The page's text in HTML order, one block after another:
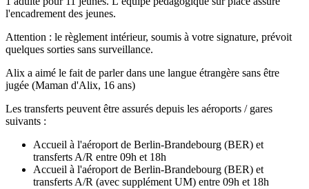
l'encadrement des jeunes.
Attention : le règlement intérieur, soumis à votre signature, prévoit
quelques sorties sans surveillance.
Alix a aimé le fait de parler dans une langue étrangère sans être
jugée (Maman d'Alix, 16 ans)
Les transferts peuvent être assurés depuis les aéroports / gares
suivants :
Accueil à l'aéroport de Berlin-Brandebourg (BER) et
transferts A/R entre 09h et 18h
Accueil à l'aéroport de Berlin-Brandebourg (BER) et
transferts A/R (avec supplément UM) entre 09h et 18h